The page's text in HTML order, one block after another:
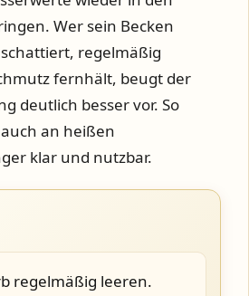
Wer sein Becken
regelmäßig
fernhält, beugt der
deutlich besser vor. So
an heißen
klar und nutzbar.
regelmäßig leeren.